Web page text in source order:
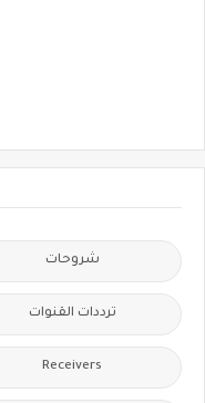
شروحات
ترددات القنوات
Receivers